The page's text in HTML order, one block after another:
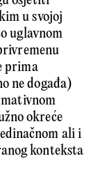
u svojoj
uglavnom
prima
ne događa)
okreće
ali i
konteksta